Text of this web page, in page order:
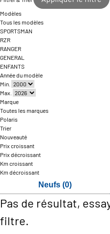
Modèles
Tous les modèles
SPORTSMAN
RZR
RANGER
GENERAL
ENFANTS
Année du modèle
Min.
Max.
Marque
Toutes les marques
Polaris
Trier
Nouveauté
Prix croissant
Prix décroissant
Km croissant
Km décroissant
Neufs (0)
Pas de résultat,
filtre.